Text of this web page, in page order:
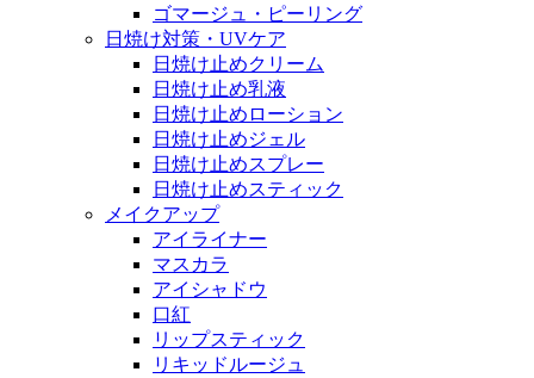
ゴマージュ・ピーリング
日焼け対策・UVケア
日焼け止めクリーム
日焼け止め乳液
日焼け止めローション
日焼け止めジェル
日焼け止めスプレー
日焼け止めスティック
メイクアップ
アイライナー
マスカラ
アイシャドウ
口紅
リップスティック
リキッドルージュ